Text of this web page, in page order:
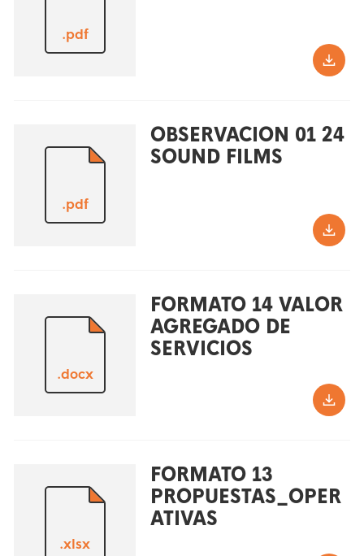
.pdf
.pdf
OBSERVACION 01 24
SOUND FILMS
.docx
FORMATO 14 VALOR
AGREGADO DE
SERVICIOS
.xlsx
FORMATO 13
PROPUESTAS_OPER
ATIVAS